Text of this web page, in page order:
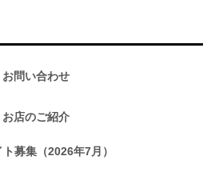
お問い合わせ
お店のご紹介
募集（2026年7月）